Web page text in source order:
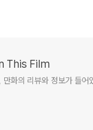
This Film
화의 리뷰와 정보가 들어